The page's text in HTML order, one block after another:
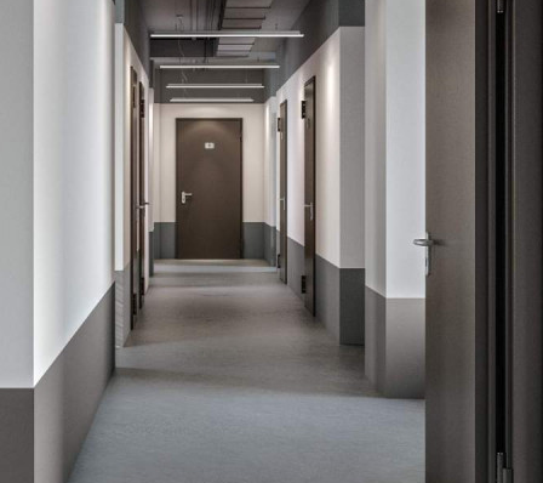
Москва / Московская обл
Получить контакты Посмотреть на карте
Прямая продажа от застройщика! Кладовая номер 60К общей
площадью 3.6 кв. м на -1-м этаже в ЖК «1-й Лермонтовский».
Дополнительная скидка 2% на покупку 2-й и последующей
скидка до 2%. Скидку на вторую или последующую покупку
можно получить при приобретени...
Характеристики
О помещении
Где находится
Контакты
Другие объявления
Характеристики помещения
№ объявления